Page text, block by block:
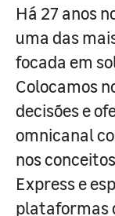
Há 27 anos
uma das
focada em
Colocamos
decisões e
omnicanal
nos
Express e
plataformas